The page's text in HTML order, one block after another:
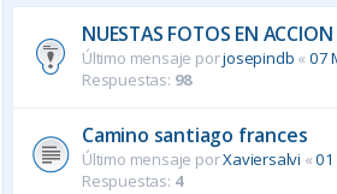
NUESTAS FOTOS EN ACCION
Último mensaje porjosepindb « 07
Respuestas: 98
Camino santiago frances
Último mensaje porXaviersalvi «
Respuestas: 4